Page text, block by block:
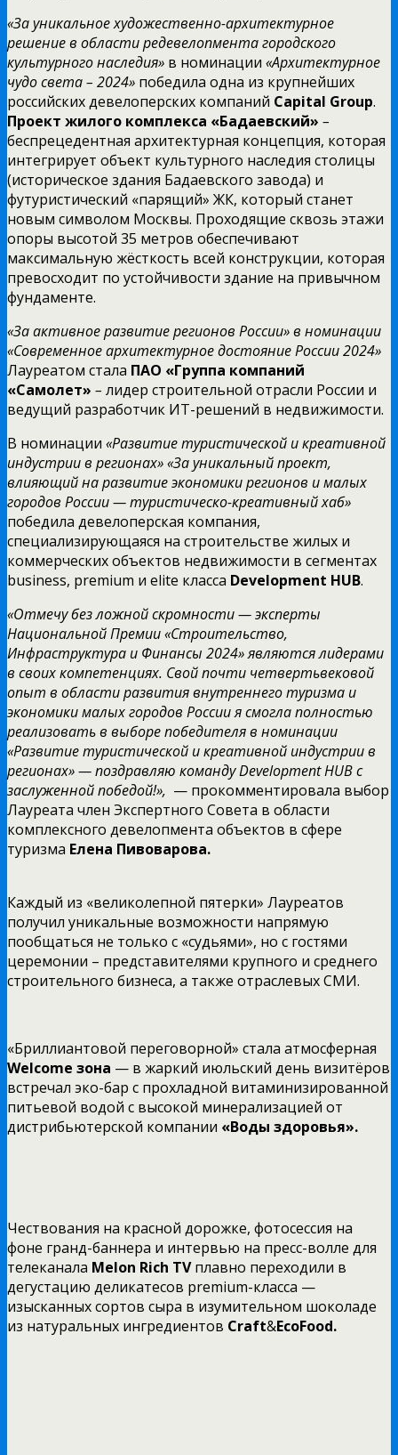
«За уникальное художественно-архитектурное
решение в области редевелопмента городского
культурного наследия» в номинации «Архитектурное
чудо света – 2024» победила одна из крупнейших
российских девелоперских компаний Capital Group.
Проект жилого комплекса «Бадаевский» –
беспрецедентная архитектурная концепция, которая
интегрирует объект культурного наследия столицы
(историческое здания Бадаевского завода) и
футуристический «парящий» ЖК, который станет
новым символом Москвы. Проходящие сквозь этажи
опоры высотой 35 метров обеспечивают
максимальную жёсткость всей конструкции, которая
превосходит по устойчивости здание на привычном
фундаменте.
«За активное развитие регионов России»в номинации
«Современное архитектурное достояние России 2024»
Лауреатом стала ПАО «Группа компаний
«Самолет» – лидер строительной отрасли России и
ведущий разработчик ИТ-решений в недвижимости.
В номинации «Развитие туристической и креативной
индустрии в регионах» «За уникальный проект,
влияющий на развитие экономики регионов и малых
городов России — туристическо-креативный хаб»
победила девелоперская компания,
специализирующаяся на строительстве жилых и
коммерческих объектов недвижимости в сегментах
business, premium и elite класса Development HUB.
«Отмечу без ложной скромности — эксперты
Национальной Премии «Строительство,
Инфраструктура и Финансы 2024» являются лидерами
в своих компетенциях. Свой почти четвертьвековой
опыт в области развития внутреннего туризма и
экономики малых городов России я смогла полностью
реализовать в выборе победителя в номинации
«Развитие туристической и креативной индустрии в
регионах» — поздравляю команду Development HUB с
заслуженной победой!», — прокомментировала выбор
Лауреата член Экспертного Совета в области
комплексного девелопмента объектов в сфере
туризма Елена Пивоварова.
Каждый из «великолепной пятерки» Лауреатов
получил уникальные возможности напрямую
пообщаться не только с «судьями», но с гостями
церемонии – представителями крупного и среднего
строительного бизнеса, а также отраслевых СМИ.
«Бриллиантовой переговорной» стала атмосферная
Welcome зона — в жаркий июльский день визитёров
встречал эко-бар с прохладной витаминизированной
питьевой водой с высокой минерализацией от
дистрибьютерской компании «Воды здоровья».
Чествования на красной дорожке, фотосессия на
фоне гранд-баннера и интервью на пресс-волле для
телеканала Melon Rich TVплавно переходили в
дегустацию деликатесов premium-класса —
изысканных сортов сыра в изумительном шоколаде
из натуральных ингредиентов Сraft&ЕcoFood.